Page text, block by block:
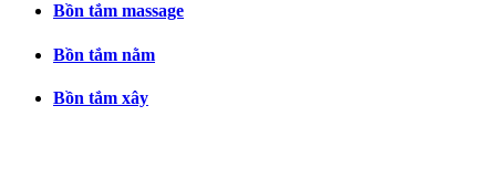
Bồn tắm massage
Bồn tắm nằm
Bồn tắm xây